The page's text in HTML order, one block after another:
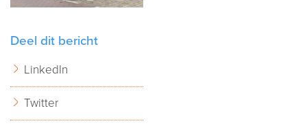
Deel dit bericht
LinkedIn
Twitter